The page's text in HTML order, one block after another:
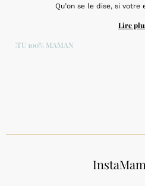
Qu’on se le dise, si votre
Lire
ACTU 100% MAMAN